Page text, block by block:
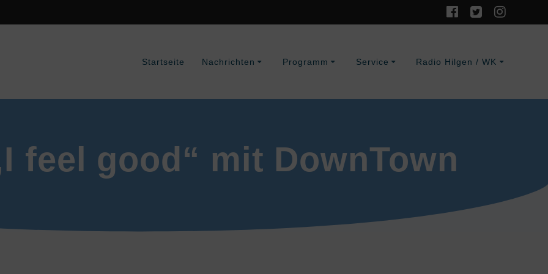
Startseite Nachrichten Programm Service Radio Hilgen / WK
feel good“ mit DownTown